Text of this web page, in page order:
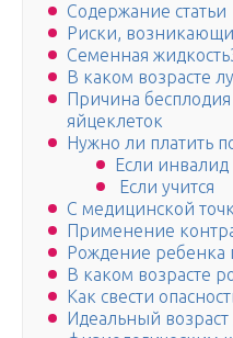
Содержание статьи
Риски,
Семенная
В каком возрасте
Причина
яйцеклеток
Нужно ли платить
Если инвалид
Если учится
С медицинской
Применение
Рождение ребенка
В каком возрасте
Как свести
Идеальный